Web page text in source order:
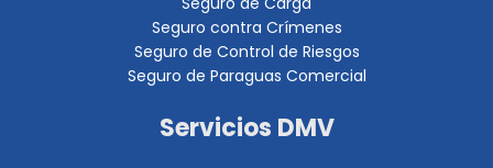
Seguro contra Crímenes
Seguro de Control de Riesgos
Seguro de Paraguas Comercial
Servicios DMV